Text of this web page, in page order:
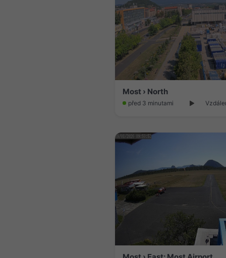
Most › North
před 3 minutami